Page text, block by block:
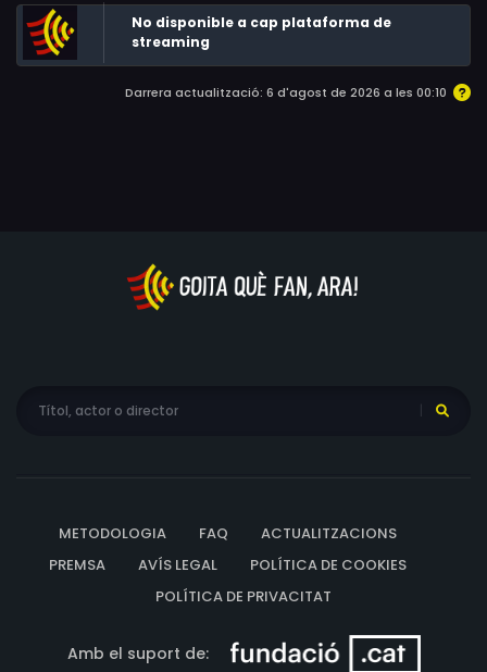
de zero i l’ha convertit en un èxit. No obstant això, quan
el seu superior contracta una nova sotscap de cuina,
Naja, tot canviarà per a ell.
No disponible a cap plataforma de
streaming
Darrera actualització: 6 d'agost de 2026 a les 00:10
METODOLOGIA FAQ
ACTUALITZACIONS
PREMSA
AVÍS LEGAL
POLÍTICA DE COOKIES
POLÍTICA DE PRIVACITAT
Amb el suport de: